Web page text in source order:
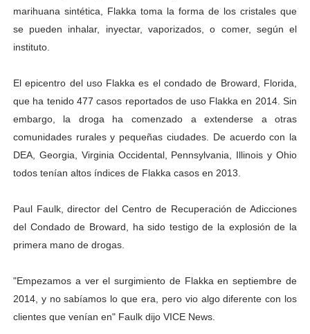
marihuana sintética, Flakka toma la forma de los cristales que
se pueden inhalar, inyectar, vaporizados, o comer, según el
instituto.
El epicentro del uso Flakka es el condado de Broward, Florida,
que ha tenido 477 casos reportados de uso Flakka en 2014. Sin
embargo, la droga ha comenzado a extenderse a otras
comunidades rurales y pequeñas ciudades. De acuerdo con la
DEA, Georgia, Virginia Occidental, Pennsylvania, Illinois y Ohio
todos tenían altos índices de Flakka casos en 2013.
Paul Faulk, director del Centro de Recuperación de Adicciones
del Condado de Broward, ha sido testigo de la explosión de la
primera mano de drogas.
"Empezamos a ver el surgimiento de Flakka en septiembre de
2014, y no sabíamos lo que era, pero vio algo diferente con los
clientes que venían en" Faulk dijo VICE News.